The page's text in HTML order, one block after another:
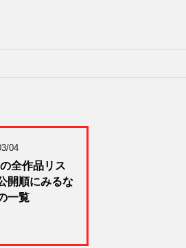
04
全作品リス
開順にみるな
一覧